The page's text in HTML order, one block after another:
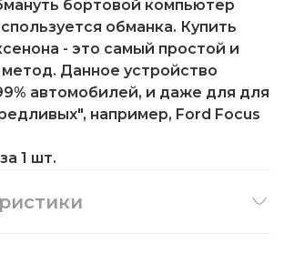
бортовой компьютер
обманка. Купить
- это самый простой и
Данное устройство
автомобилей, и даже для для
например, Ford Focus
1 шт.